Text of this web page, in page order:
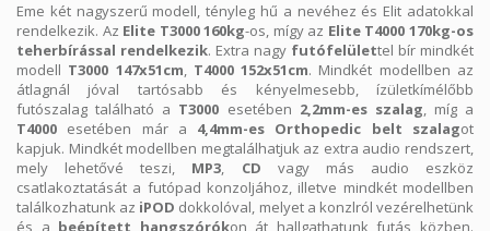
Eme két nagyszerű modell, tényleg hű a nevéhez és Elit adatokkal
rendelkezik. Az Elite T3000 160kg-os, mígy az Elite T4000 170kg-os
teherbírással rendelkezik. Extra nagy futófelülettel bír mindkét
modell T3000 147x51cm, T4000 152x51cm. Mindkét modellben az
átlagnál jóval tartósabb és kényelmesebb, ízületkímélőbb
futószalag található a T3000 esetében 2,2mm-es szalag, míg a
T4000 esetében már a 4,4mm-es Orthopedic belt szalagot
kapjuk. Mindkét modellben megtalálhatjuk az extra audio rendszert,
mely lehetővé teszi, MP3, CD vagy más audio eszköz
csatlakoztatását a futópad konzoljához, illetve mindkét modellben
találkozhatunk az iPOD dokkolóval, melyet a konzlról vezérelhetünk
és a beépített hangszórókon át hallgathatunk futás közben.